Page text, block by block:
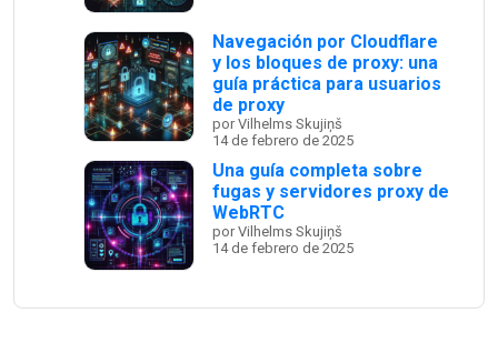
Navegación por Cloudflare
y los bloques de proxy: una
guía práctica para usuarios
de proxy
por Vilhelms Skujiņš
14 de febrero de 2025
Una guía completa sobre
fugas y servidores proxy de
WebRTC
por Vilhelms Skujiņš
14 de febrero de 2025